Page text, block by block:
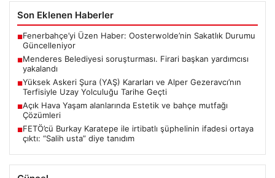
Son Eklenen Haberler
■Fenerbahçe’yi Üzen Haber: Oosterwolde’nin Sakatlık Durumu
Güncelleniyor
■Menderes Belediyesi soruşturması. Firari başkan yardımcısı
yakalandı
■Yüksek Askeri Şura (YAŞ) Kararları ve Alper Gezeravcı’nın
Terfisiyle Uzay Yolculuğu Tarihe Geçti
■Açık Hava Yaşam alanlarında Estetik ve bahçe mutfağı
Çözümleri
■FETÖ’cü Burkay Karatepe ile irtibatlı şüphelinin ifadesi ortaya
çıktı: “Salih usta” diye tanıdım